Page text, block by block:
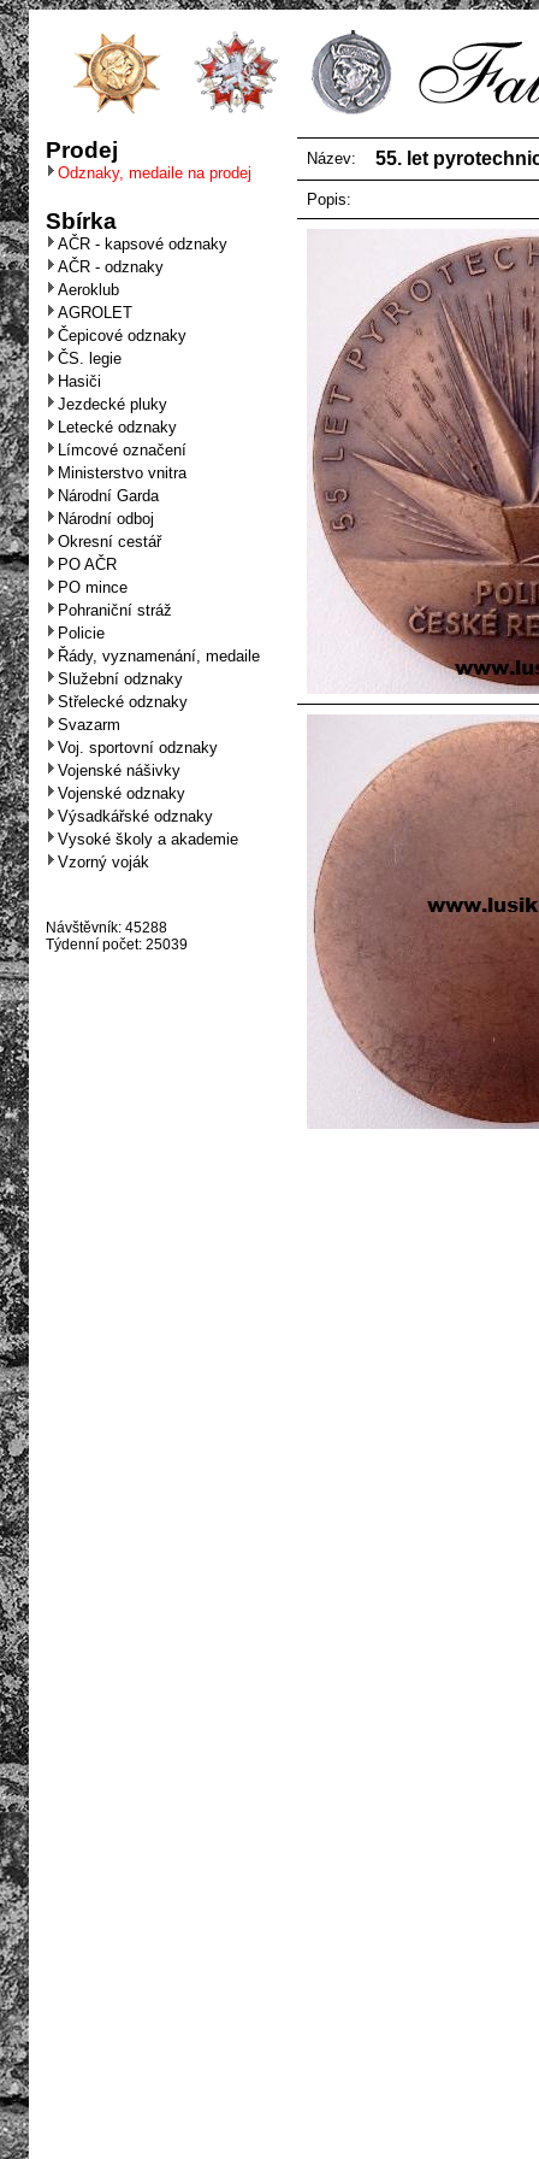
Prodej
Odznaky, medaile na prodej
Sbírka
AČR - kapsové odznaky
AČR - odznaky
Aeroklub
AGROLET
Čepicové odznaky
ČS. legie
Hasiči
Jezdecké pluky
Letecké odznaky
Límcové označení
Ministerstvo vnitra
Národní Garda
Národní odboj
Okresní cestář
PO AČR
PO mince
Pohraniční stráž
Policie
Řády, vyznamenání, medaile
Služební odznaky
Střelecké odznaky
Svazarm
Voj. sportovní odznaky
Vojenské nášivky
Vojenské odznaky
Výsadkářské odznaky
Vysoké školy a akademie
Vzorný voják
Návštěvník: 45288
Týdenní počet: 25039
Název: 55. let
Popis: